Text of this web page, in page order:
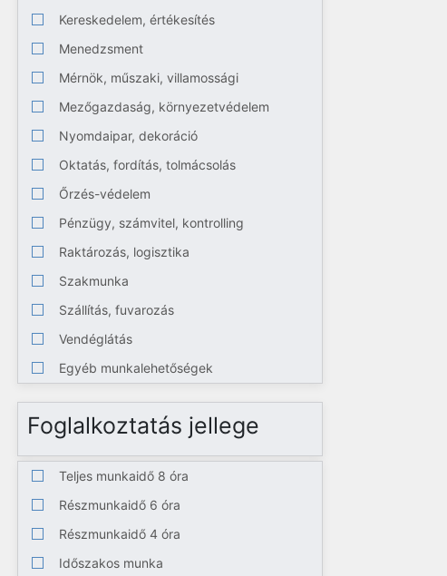
Kereskedelem, értékesítés
Menedzsment
Mérnök, műszaki, villamossági
Mezőgazdaság, környezetvédelem
Nyomdaipar, dekoráció
Oktatás, fordítás, tolmácsolás
Őrzés-védelem
Pénzügy, számvitel, kontrolling
Raktározás, logisztika
Szakmunka
Szállítás, fuvarozás
Vendéglátás
Egyéb munkalehetőségek
Foglalkoztatás jellege
Teljes munkaidő 8 óra
Részmunkaidő 6 óra
Részmunkaidő 4 óra
Időszakos munka